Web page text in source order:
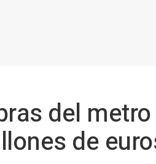
del
de